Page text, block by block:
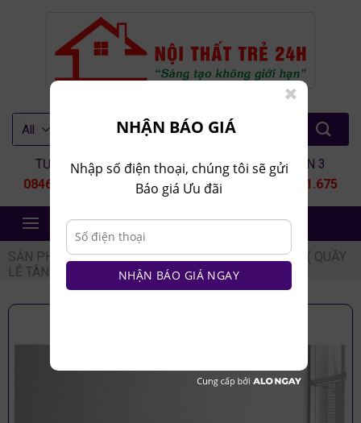
TƯ VẤN 1
0846.80.9999
TƯ VẤN 2
0935.435.286
TƯ VẤN 3
0964.651.675
NỘI THẤT TRẺ 24H
SẢN PHẨM / NỘI THẤT VĂN PHÒNG / QUẦY BAR ( QUẦY
LỄ TÂN )
NHẬN BÁO GIÁ
Nhập số điện thoại, chúng tôi sẽ gửi
Báo giá Ưu đãi
NHẬN BÁO GIÁ NGAY